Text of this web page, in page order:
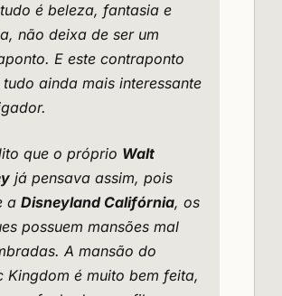
é beleza, fantasia e
não deixa de ser um
E este contraponto
ainda mais interessante
que o próprio Walt
já pensava assim, pois
a Disneyland Califórnia, os
possuem mansões mal
A mansão do
Kingdom é muito bem feita,